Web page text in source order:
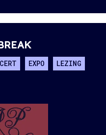
EXPO
LEZING